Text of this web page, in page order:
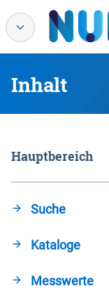
Inhalt
Hauptbereich
Suche
Kataloge
Messwerte